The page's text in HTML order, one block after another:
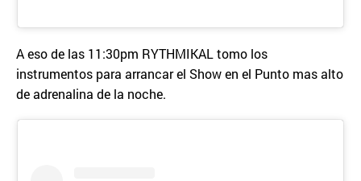
A eso de las 11:30pm RYTHMIKAL tomo los
instrumentos para arrancar el Show en el Punto mas alto
de adrenalina de la noche.